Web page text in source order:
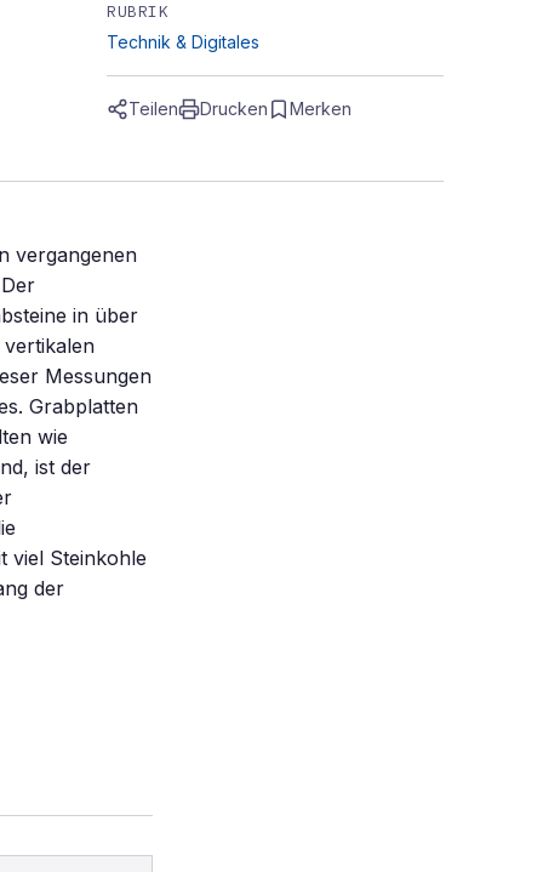
RUBRIK
Technik & Digitales
Teilen Drucken Merken
vergangenen
in über
Messungen
Grabplatten
wie
ist der
viel Steinkohle
der